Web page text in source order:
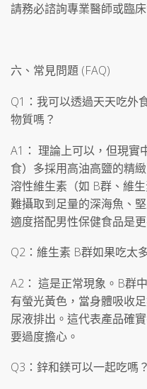
請務必諮詢專業醫師或臨床
六、常見問題 (FAQ)
Q1：我可以透過天天吃外
物質嗎？
A1： 理論上可以，但現實
食）多採用高油高鹽的精
溶性維生素（如 B群、維
難攝取到足量的深海魚、
適度搭配男性保健食品是
Q2：維生素 B群如果吃太
A2： 這是正常現象。B群
有螢光黃色，當身體吸收
尿液排出。這代表產品確
要過度擔心。
Q3：鋅和鎂可以一起吃嗎